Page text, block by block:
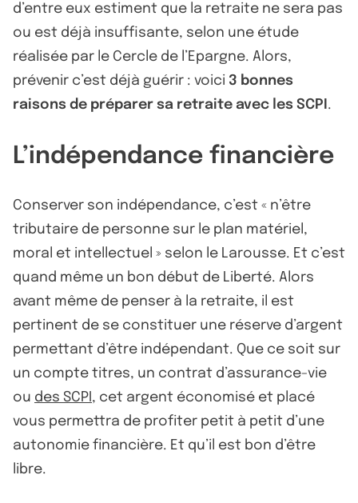
d’entre eux estiment que la retraite ne sera pas
ou est déjà insuffisante, selon une étude
réalisée par le Cercle de l’Epargne. Alors,
prévenir c’est déjà guérir : voici 3 bonnes
raisons de préparer sa retraite avec les SCPI .
L’indépendance financière
Conserver son indépendance, c’est « n’être
tributaire de personne sur le plan matériel,
moral et intellectuel » selon le Larousse. Et c’est
quand même un bon début de Liberté. Alors
avant même de penser à la retraite, il est
pertinent de se constituer une réserve d’argent
permettant d’être indépendant. Que ce soit sur
un compte titres, un contrat d’assurance-vie
ou des SCPI , cet argent économisé et placé
vous permettra de profiter petit à petit d’une
autonomie financière. Et qu’il est bon d’être
libre.